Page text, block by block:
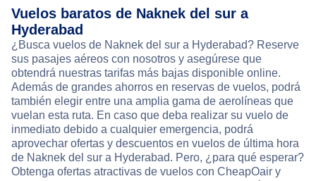
Vuelos baratos de Naknek del sur a
Hyderabad
¿Busca vuelos de Naknek del sur a Hyderabad? Reserve
sus pasajes aéreos con nosotros y asegúrese que
obtendrá nuestras tarifas más bajas disponible online.
Además de grandes ahorros en reservas de vuelos, podrá
también elegir entre una amplia gama de aerolíneas que
vuelan esta ruta. En caso que deba realizar su vuelo de
inmediato debido a cualquier emergencia, podrá
aprovechar ofertas y descuentos en vuelos de última hora
de Naknek del sur a Hyderabad. Pero, ¿para qué esperar?
Obtenga ofertas atractivas de vuelos con CheapOair y